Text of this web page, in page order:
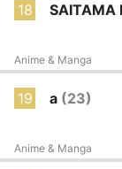
18 SAITAMA
Anime & Manga
19 a (23)
Anime & Manga